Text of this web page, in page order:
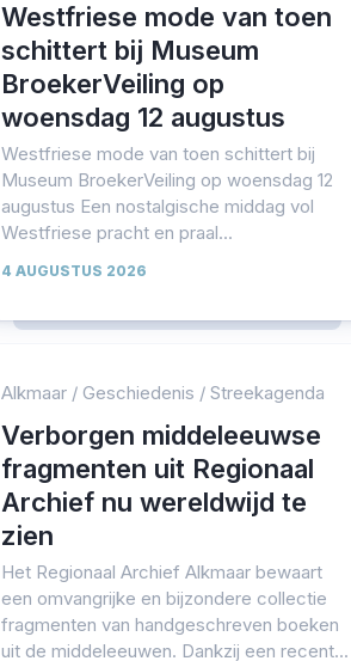
Westfriese mode van toen
schittert bij Museum
BroekerVeiling op
woensdag 12 augustus
Westfriese mode van toen schittert bij
Museum BroekerVeiling op woensdag 12
augustus Een nostalgische middag vol
Westfriese pracht en praal...
4 AUGUSTUS 2026
Alkmaar / Geschiedenis / Streekagenda
Verborgen middeleeuwse
fragmenten uit Regionaal
Archief nu wereldwijd te
zien
Het Regionaal Archief Alkmaar bewaart
een omvangrijke en bijzondere collectie
fragmenten van handgeschreven boeken
uit de middeleeuwen. Dankzij een recent...